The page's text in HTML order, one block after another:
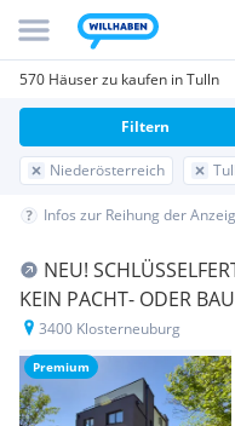
570 Häuser zu kaufen in Tulln
Niederösterreich
Filtern
Infos zur Reihung der
Premium
NEU!
KEIN PACHT- ODER
++ KELLER ++ PKW-
KLOSTERNEUBURG ++
3400 Klosterneuburg